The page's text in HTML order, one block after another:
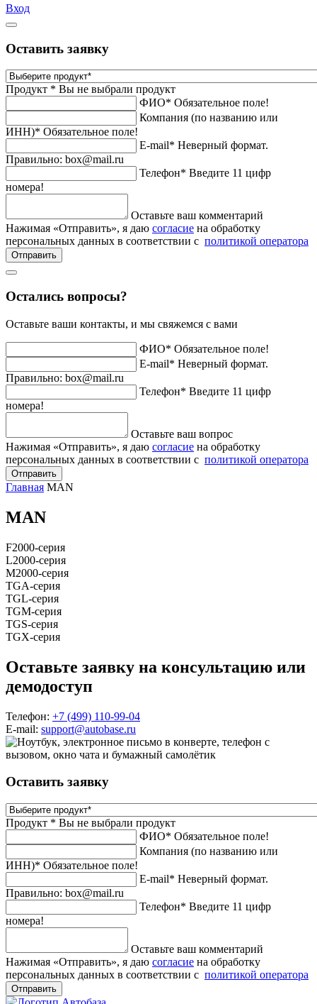
Вход
Оставить заявку
Продукт * Вы не выбрали продукт
ФИО* Обязательное поле!
Компания (по названию или
ИНН)* Обязательное поле!
E-mail* Неверный формат.
Правильно: box@mail.ru
Телефон* Введите 11 цифр
номера!
Оставьте ваш комментарий
Нажимая «Отправить», я даю согласие на обработку
персональных данных в соответствии с политикой оператора
Отправить
Остались вопросы?
Оставьте ваши контакты, и мы свяжемся с вами
ФИО* Обязательное поле!
E-mail* Неверный формат.
Правильно: box@mail.ru
Телефон* Введите 11 цифр
номера!
Оставьте ваш вопрос
Нажимая «Отправить», я даю согласие на обработку
персональных данных в соответствии с политикой оператора
Отправить
Главная MAN
MAN
F2000-серия
L2000-серия
M2000-серия
TGA-серия
TGL-серия
TGM-серия
TGS-серия
TGX-серия
Оставьте заявку на консультацию или
демодоступ
Телефон: +7 (499) 110-99-04
E-mail: support@autobase.ru
Оставить заявку
Продукт * Вы не выбрали продукт
ФИО* Обязательное поле!
Компания (по названию или
ИНН)* Обязательное поле!
E-mail* Неверный формат.
Правильно: box@mail.ru
Телефон* Введите 11 цифр
номера!
Оставьте ваш комментарий
Нажимая «Отправить», я даю согласие на обработку
персональных данных в соответствии с политикой оператора
Отправить